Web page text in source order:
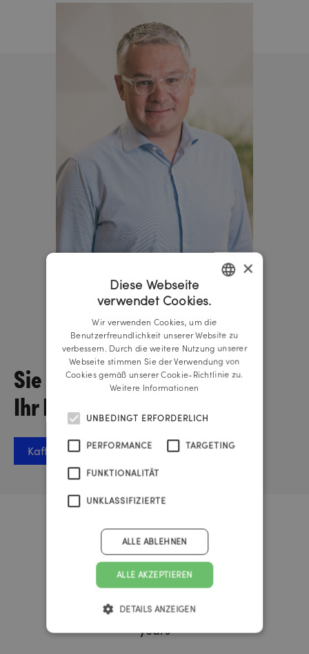
Sie wollen über
Ihr Projekt sprechen?
Kaffee-Termin vereinbaren
Michael Piber
Geschäftsführer
Urknall Timer
37
years
GERMAN
×
Diese Webseite
verwendet Cookies.
Wir verwenden Cookies, um die
Benutzerfreundlichkeit unserer Website zu
verbessern. Durch die weitere Nutzung unserer
Webseite stimmen Sie der Verwendung von
Cookies gemäß unserer Cookie-Richtlinie zu.
Weitere Informationen
UNBEDINGT ERFORDERLICH
PERFORMANCE TARGETING
FUNKTIONALITÄT
UNKLASSIFIZIERTE
ALLE AKZEPTIEREN
ALLE ABLEHNEN
DETAILS ANZEIGEN